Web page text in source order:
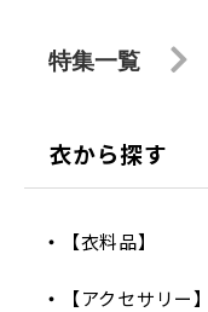
特集一覧
衣から探す
【衣料品】
【アクセサリー】